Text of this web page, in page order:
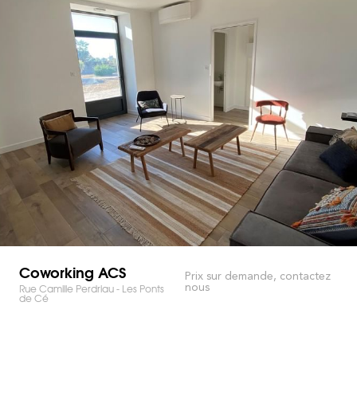
Coworking ACS
Rue Camille Perdriau - Les Ponts
de Cé
Prix sur demande, contactez
nous